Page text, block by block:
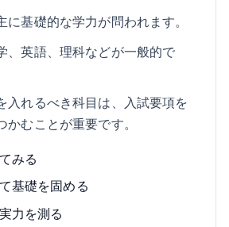
基礎的な学力が問われます。
、英語、理科などが一般的で
入れるべき科目は、入試要項を
むことが重要です。
みる
基礎を固める
力を測る